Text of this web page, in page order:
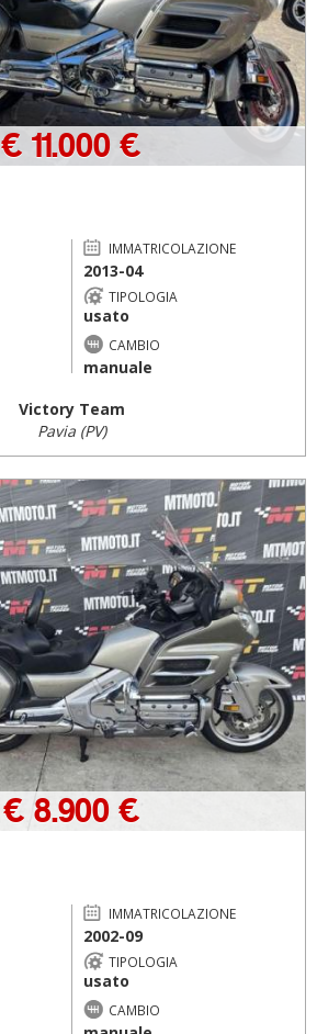
€ 11.000 €
IMMATRICOLAZIONE
2013-04
TIPOLOGIA
usato
CAMBIO
manuale
Victory Team
Pavia (PV)
€ 8.900 €
IMMATRICOLAZIONE
2002-09
TIPOLOGIA
usato
CAMBIO